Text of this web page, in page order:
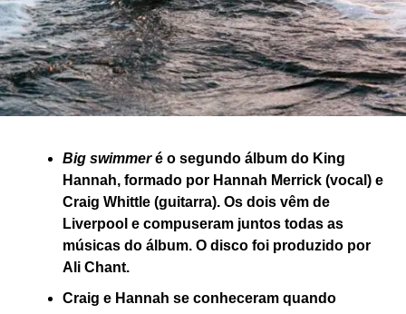
Big swimmeré o segundo álbum do King
Hannah, formado por Hannah Merrick (vocal) e
Craig Whittle (guitarra). Os dois vêm de
Liverpool e compuseram juntos todas as
músicas do álbum. O disco foi produzido por
Ali Chant.
Craig e Hannah se conheceram quando